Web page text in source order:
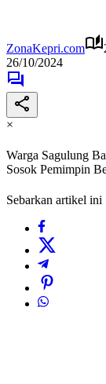
ZonaKepri.com
26/10/2024
×
Warga Sagulung
Sosok Pemimpin
Sebarkan artikel ini